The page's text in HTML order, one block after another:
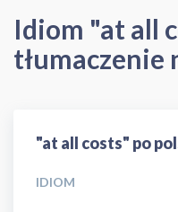
Idiom "at all
tłumaczenie
"at all costs" po
IDIOM